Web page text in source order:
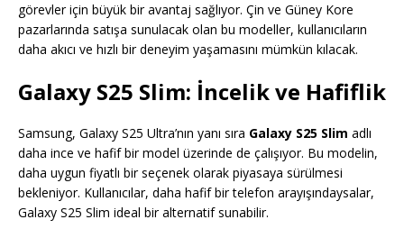
görevler için büyük bir avantaj sağlıyor. Çin ve Güney Kore
pazarlarında satışa sunulacak olan bu modeller, kullanıcıların
daha akıcı ve hızlı bir deneyim yaşamasını mümkün kılacak.
Galaxy S25 Slim: İncelik ve Hafiflik
Samsung, Galaxy S25 Ultra’nın yanı sıra Galaxy S25 Slim adlı
daha ince ve hafif bir model üzerinde de çalışıyor. Bu modelin,
daha uygun fiyatlı bir seçenek olarak piyasaya sürülmesi
bekleniyor. Kullanıcılar, daha hafif bir telefon arayışındaysalar,
Galaxy S25 Slim ideal bir alternatif sunabilir.